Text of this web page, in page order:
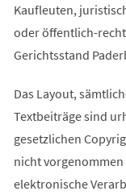
Kaufleuten,
oder öffentlich-
Gerichtsstand
Das Layout,
Textbeiträge sind
gesetzlichen
nicht
elektronische